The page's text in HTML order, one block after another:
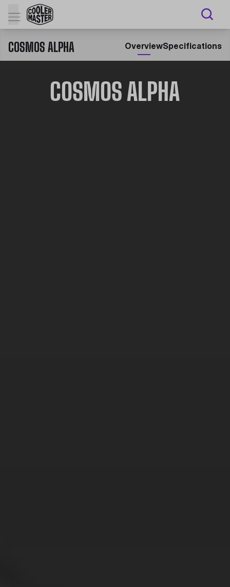
COSMOS ALPHA OverviewSpecifications
COSMOS ALPHA